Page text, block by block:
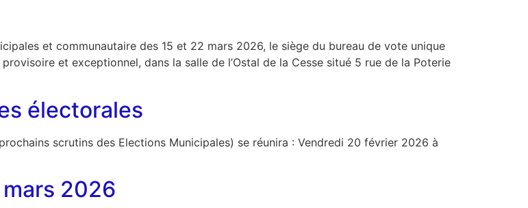
et communautaire des 15 et 22 mars 2026, le siège du bureau de vote unique
et exceptionnel, dans la salle de l’Ostal de la Cesse situé 5 rue de la Poterie
électorales
scrutins des Elections Municipales) se réunira : Vendredi 20 février 2026 à
2026